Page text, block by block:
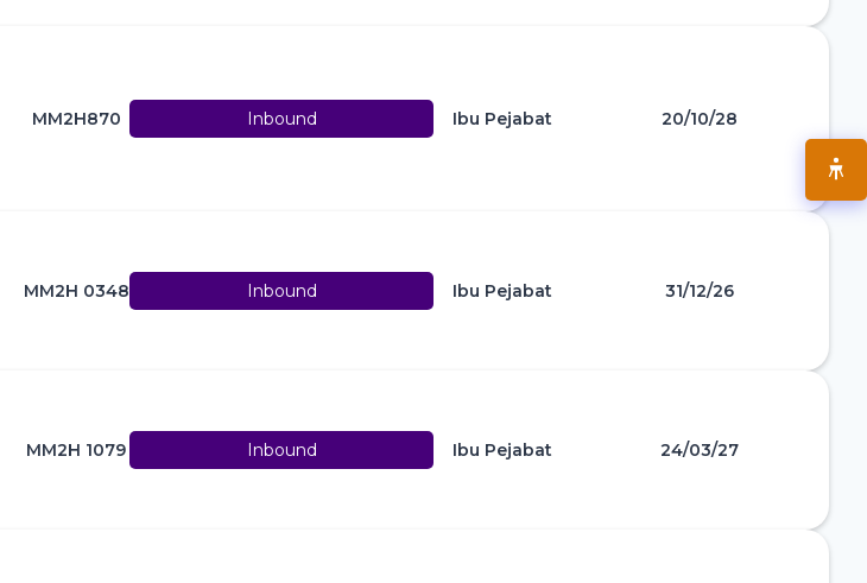
MM2H870 Inbound Ibu Pejabat 20/10/28
MM2H 0348 Inbound Ibu Pejabat 31/12/26
MM2H 1079 Inbound Ibu Pejabat 24/03/27